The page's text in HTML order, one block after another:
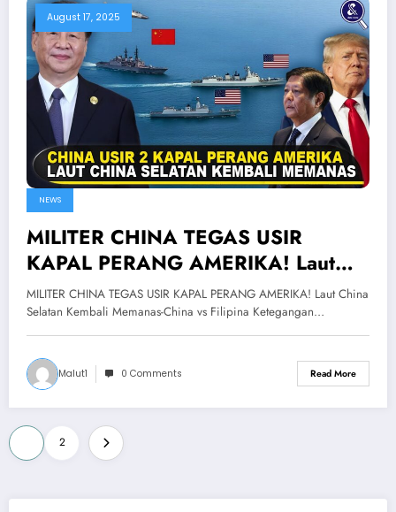
August 17, 2025
NEWS
MILITER CHINA TEGAS USIR
KAPAL PERANG AMERIKA! Laut
China Selatan Kembali Memanas-
China vs Filipina
MILITER CHINA TEGAS USIR KAPAL PERANG AMERIKA! Laut China
Selatan Kembali Memanas-China vs Filipina Ketegangan…
Malut1 0 Comments Read More
Posts
pagination
2